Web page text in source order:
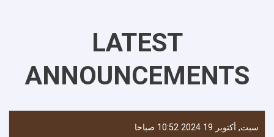
LATEST
ANNOUNCEMENTS
سبت, أكتوبر 19 2024 10:52 صباحا